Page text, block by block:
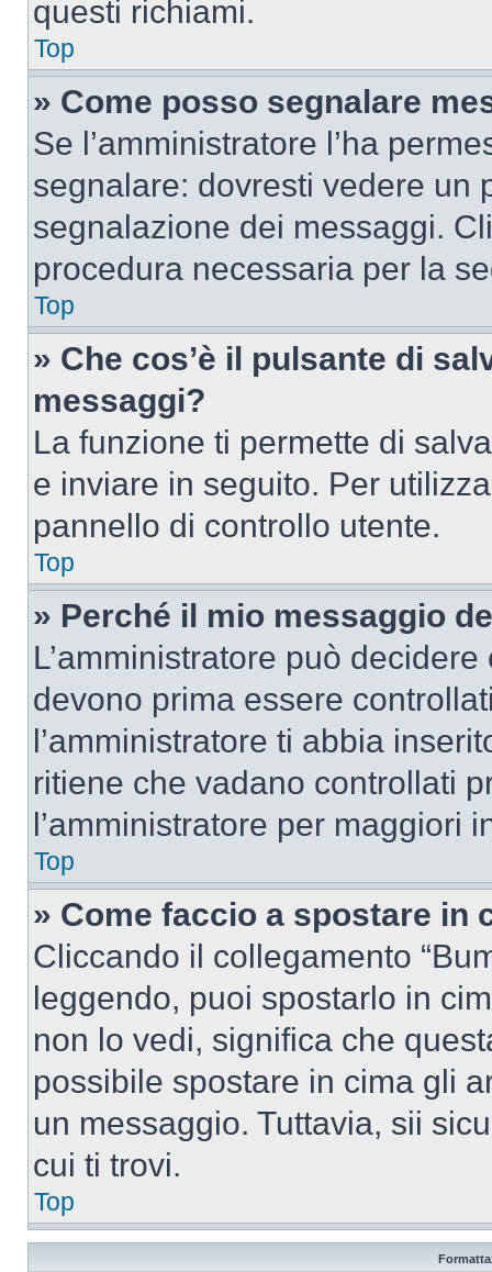
questi richiami.
Top
» Come posso segnalare
Se l’amministratore l’ha
segnalare: dovresti vedere un
segnalazione dei messaggi.
procedura necessaria per la
Top
» Che cos’è il pulsante di
messaggi?
La funzione ti permette di
e inviare in seguito. Per
pannello di controllo utente.
Top
» Perché il mio messaggio
L’amministratore può
devono prima essere
l’amministratore ti abbia
ritiene che vadano controllati
l’amministratore per maggiori
Top
» Come faccio a spostare in
Cliccando il collegamento
leggendo, puoi spostarlo in
non lo vedi, significa che
possibile spostare in cima gli
un messaggio. Tuttavia, sii
cui ti trovi.
Top